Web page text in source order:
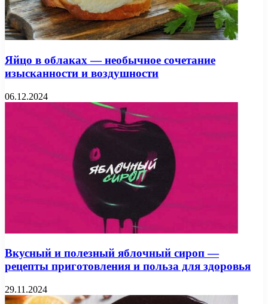
Яйцо в облаках — необычное сочетание
изысканности и воздушности
06.12.2024
Вкусный и полезный яблочный сироп —
рецепты приготовления и польза для здоровья
29.11.2024